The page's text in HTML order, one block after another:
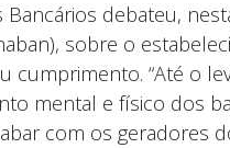
debateu,
sobre o
cumprimento. “Até o
mental e físico dos
com os geradores